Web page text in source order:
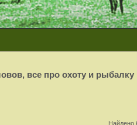
все про охоту и
Найдено